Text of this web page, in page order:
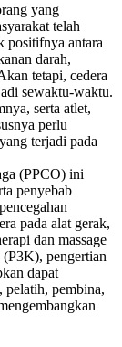
yang
telah
positifnya antara
darah,
tetapi, cedera
sewaktu-waktu.
serta atlet,
perlu
terjadi pada
(PPCO) ini
penyebab
pada alat gerak,
dan massage
(P3K), pengertian
dapat
pelatih, pembina,